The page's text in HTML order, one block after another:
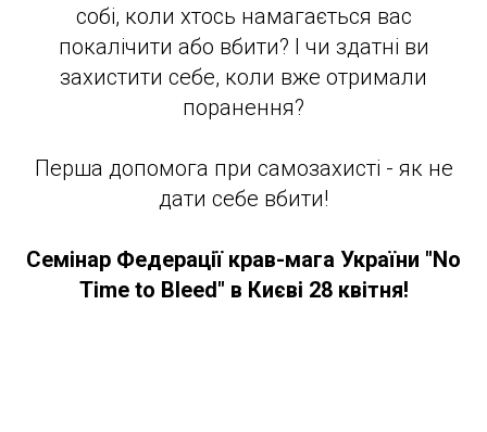
собі, коли хтось намагається вас
покалічити або вбити? І чи здатні ви
захистити себе, коли вже отримали
поранення?
Перша допомога при самозахисті - як не
дати себе вбити!
Семінар Федерації крав-мага України "No
Time to Bleed" в Києві 28 квітня!